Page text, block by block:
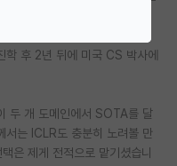
학 후 2년 뒤에 미국 CS 박사에
두 개 도메인에서 SOTA를 달
서는 ICLR도 충분히 노려볼 만
은 제게 전적으로 맡기셨습니